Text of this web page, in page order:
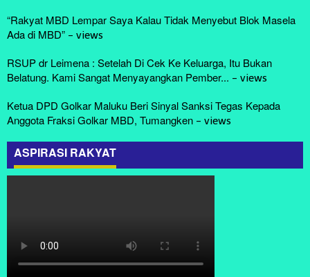
“Rakyat MBD Lempar Saya Kalau Tidak Menyebut Blok Masela
Ada di MBD” - views
RSUP dr Leimena : Setelah Di Cek Ke Keluarga, Itu Bukan
Belatung. Kami Sangat Menyayangkan Pember... - views
Ketua DPD Golkar Maluku Beri Sinyal Sanksi Tegas Kepada
Anggota Fraksi Golkar MBD, Tumangken - views
ASPIRASI RAKYAT